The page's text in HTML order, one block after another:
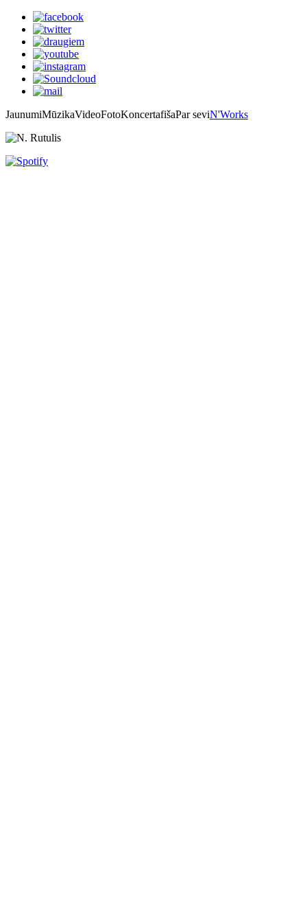
JaunumiMūzikaVideoFotoKoncertafišaPar seviN'Works